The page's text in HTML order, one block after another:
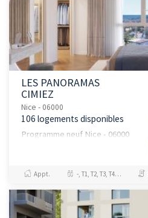
LES PANORAMAS
CIMIEZ
Nice - 06000
106 logements disponibles
Programme neuf Nice - 06000
Appt. -, T1, T2, T3, T4, T5